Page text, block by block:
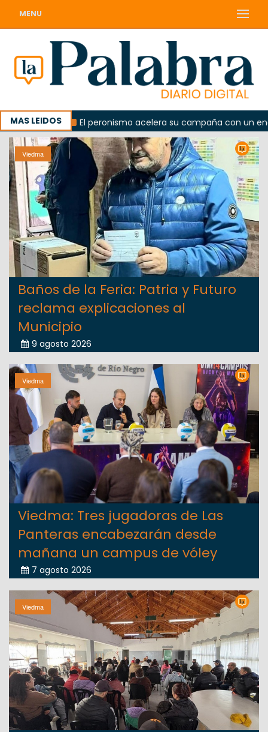
MENU
MAS LEIDOSEl peronismo acelera su campaña con un
Viedma
Baños de la Feria: Patria y Futuro
reclama explicaciones al
Municipio
9 agosto 2026
Viedma
Viedma: Tres jugadoras de Las
Panteras encabezarán desde
mañana un campus de vóley
7 agosto 2026
Viedma